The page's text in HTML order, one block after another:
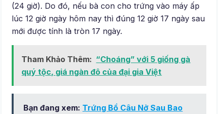
(24 giờ). Do đó, nếu bà con cho trứng vào máy ấp
lúc 12 giờ ngày hôm nay thì đúng 12 giờ 17 ngày sau
mới được tính là tròn 17 ngày.
Tham Khảo Thêm: “Choáng” với 5 giống gà
quý tộc, giá ngàn đô của đại gia Việt
Bạn đang xem: Trứng Bồ Câu Nở Sau Bao